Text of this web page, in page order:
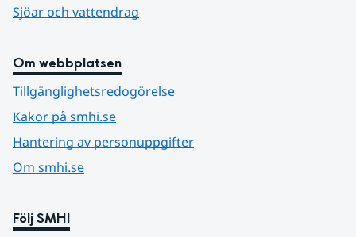
Sjöar och vattendrag
Om webbplatsen
Tillgänglighetsredogörelse
Kakor på smhi.se
Hantering av personuppgifter
Om smhi.se
Följ SMHI